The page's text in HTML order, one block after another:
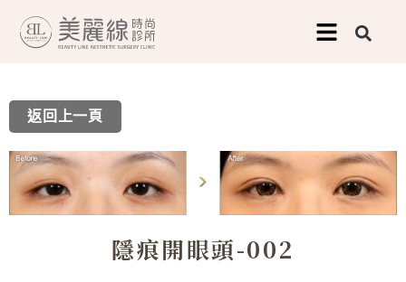
要
內
返回上一頁
隱痕開眼頭-002